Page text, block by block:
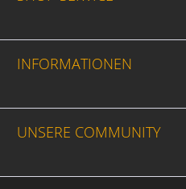
INFORMATIONEN
UNSERE COMMUNITY